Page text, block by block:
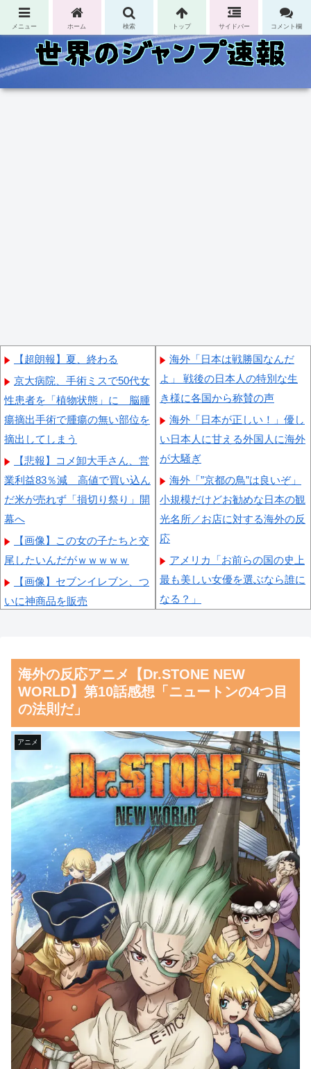
コンテンツへスキップ
【超朗報】夏、終わる
京大病院、手術ミスで50代女
性患者を「植物状態」に 脳腫
瘍摘出手術で腫瘍の無い部位を
摘出してしまう
【悲報】コメ卸大手さん、営
業利益83％減 高値で買い込ん
だ米が売れず「損切り祭り」開
幕へ
【画像】この女の子たちと交
尾したいんだがｗｗｗｗｗ
【画像】セブンイレブン、つ
いに神商品を販売
てしまう…
磁気嵐、地球由来のイオンが
主導…JAXAの衛星「あらせ」
舌を絡ませて、唾液交換して
── ちゅっちゅしながらの濃厚
エッ画像♪
海外「日本よ、お前がナンバ
ーワンだ」 熊本地震直後の日
本の対応のスピードに世界が衝
撃
【画像】顔100点、体30点の
女ｗｗｗ
Powered by livedoor 相互RSS
海外「日本は戦勝国なんだ
よ」 戦後の日本人の特別な生
き様に各国から称賛の声
海外「日本が正しい！」優し
い日本人に甘える外国人に海外
が大騒ぎ
海外「”京都の鳥”は良いぞ」
小規模だけどお勧めな日本の観
光名所／お店に対する海外の反
応
アメリカ「お前らの国の史上
最も美しい女優を選ぶなら誰に
なる？」
理解してて笑うｗｗｗ【タイ人
の反応】
韓国人「日本がここまでの観
こちら…」→「昔から日本は愛
されてた…（ﾌﾞﾙﾌﾞﾙ」＝韓国
の反応
韓国人「韓国サッカー協会の
性接待報道、海外でも大騒ぎ
に・・・2002年W杯4強の記録
取り消しの声も」→「マジで国
の恥だ」「2002年まで疑う価値
がある」「国民や国が築いた国
格をサッカー選手が足で蹴り飛
ばすね」
韓国人「日本の柴犬くん散歩
中の暑さに耐えられなかった結
果」
韓国人「最近の日本アニメ業
界の勢力図を変えたと言われる
作品がこちら…」→「こういう
海外の反応アニメ【Dr.STONE NEW
WORLD】第10話感想「ニュートンの4つ目
の法則だ」
アニメ
メニュー ホーム 検索 トップ サイドバー コメント欄